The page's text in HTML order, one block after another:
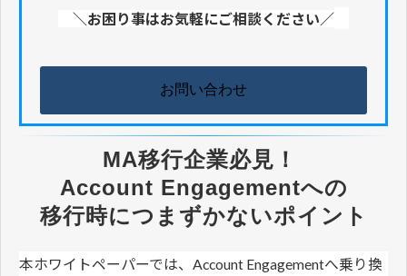
＼お困り事はお気軽にご相談ください／
お問い合わせ
MA移行企業必見！
Account Engagementへの
移行時につまずかないポイント
本ホワイトペーパーでは、Account Engagementへ乗り換